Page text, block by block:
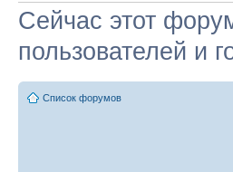
Сейчас этот
пользователей и
Список форумов